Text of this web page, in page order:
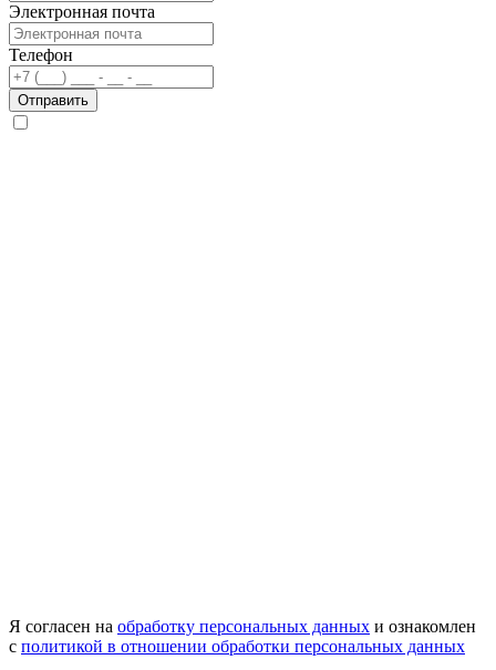
Электронная почта
Телефон
Отправить
Я согласен на обработку персональных данных и ознакомлен
с политикой в отношении обработки персональных данных